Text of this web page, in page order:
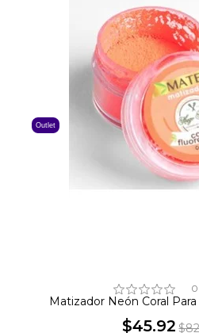
Outlet
0
Matizador Neón Coral
$45.92